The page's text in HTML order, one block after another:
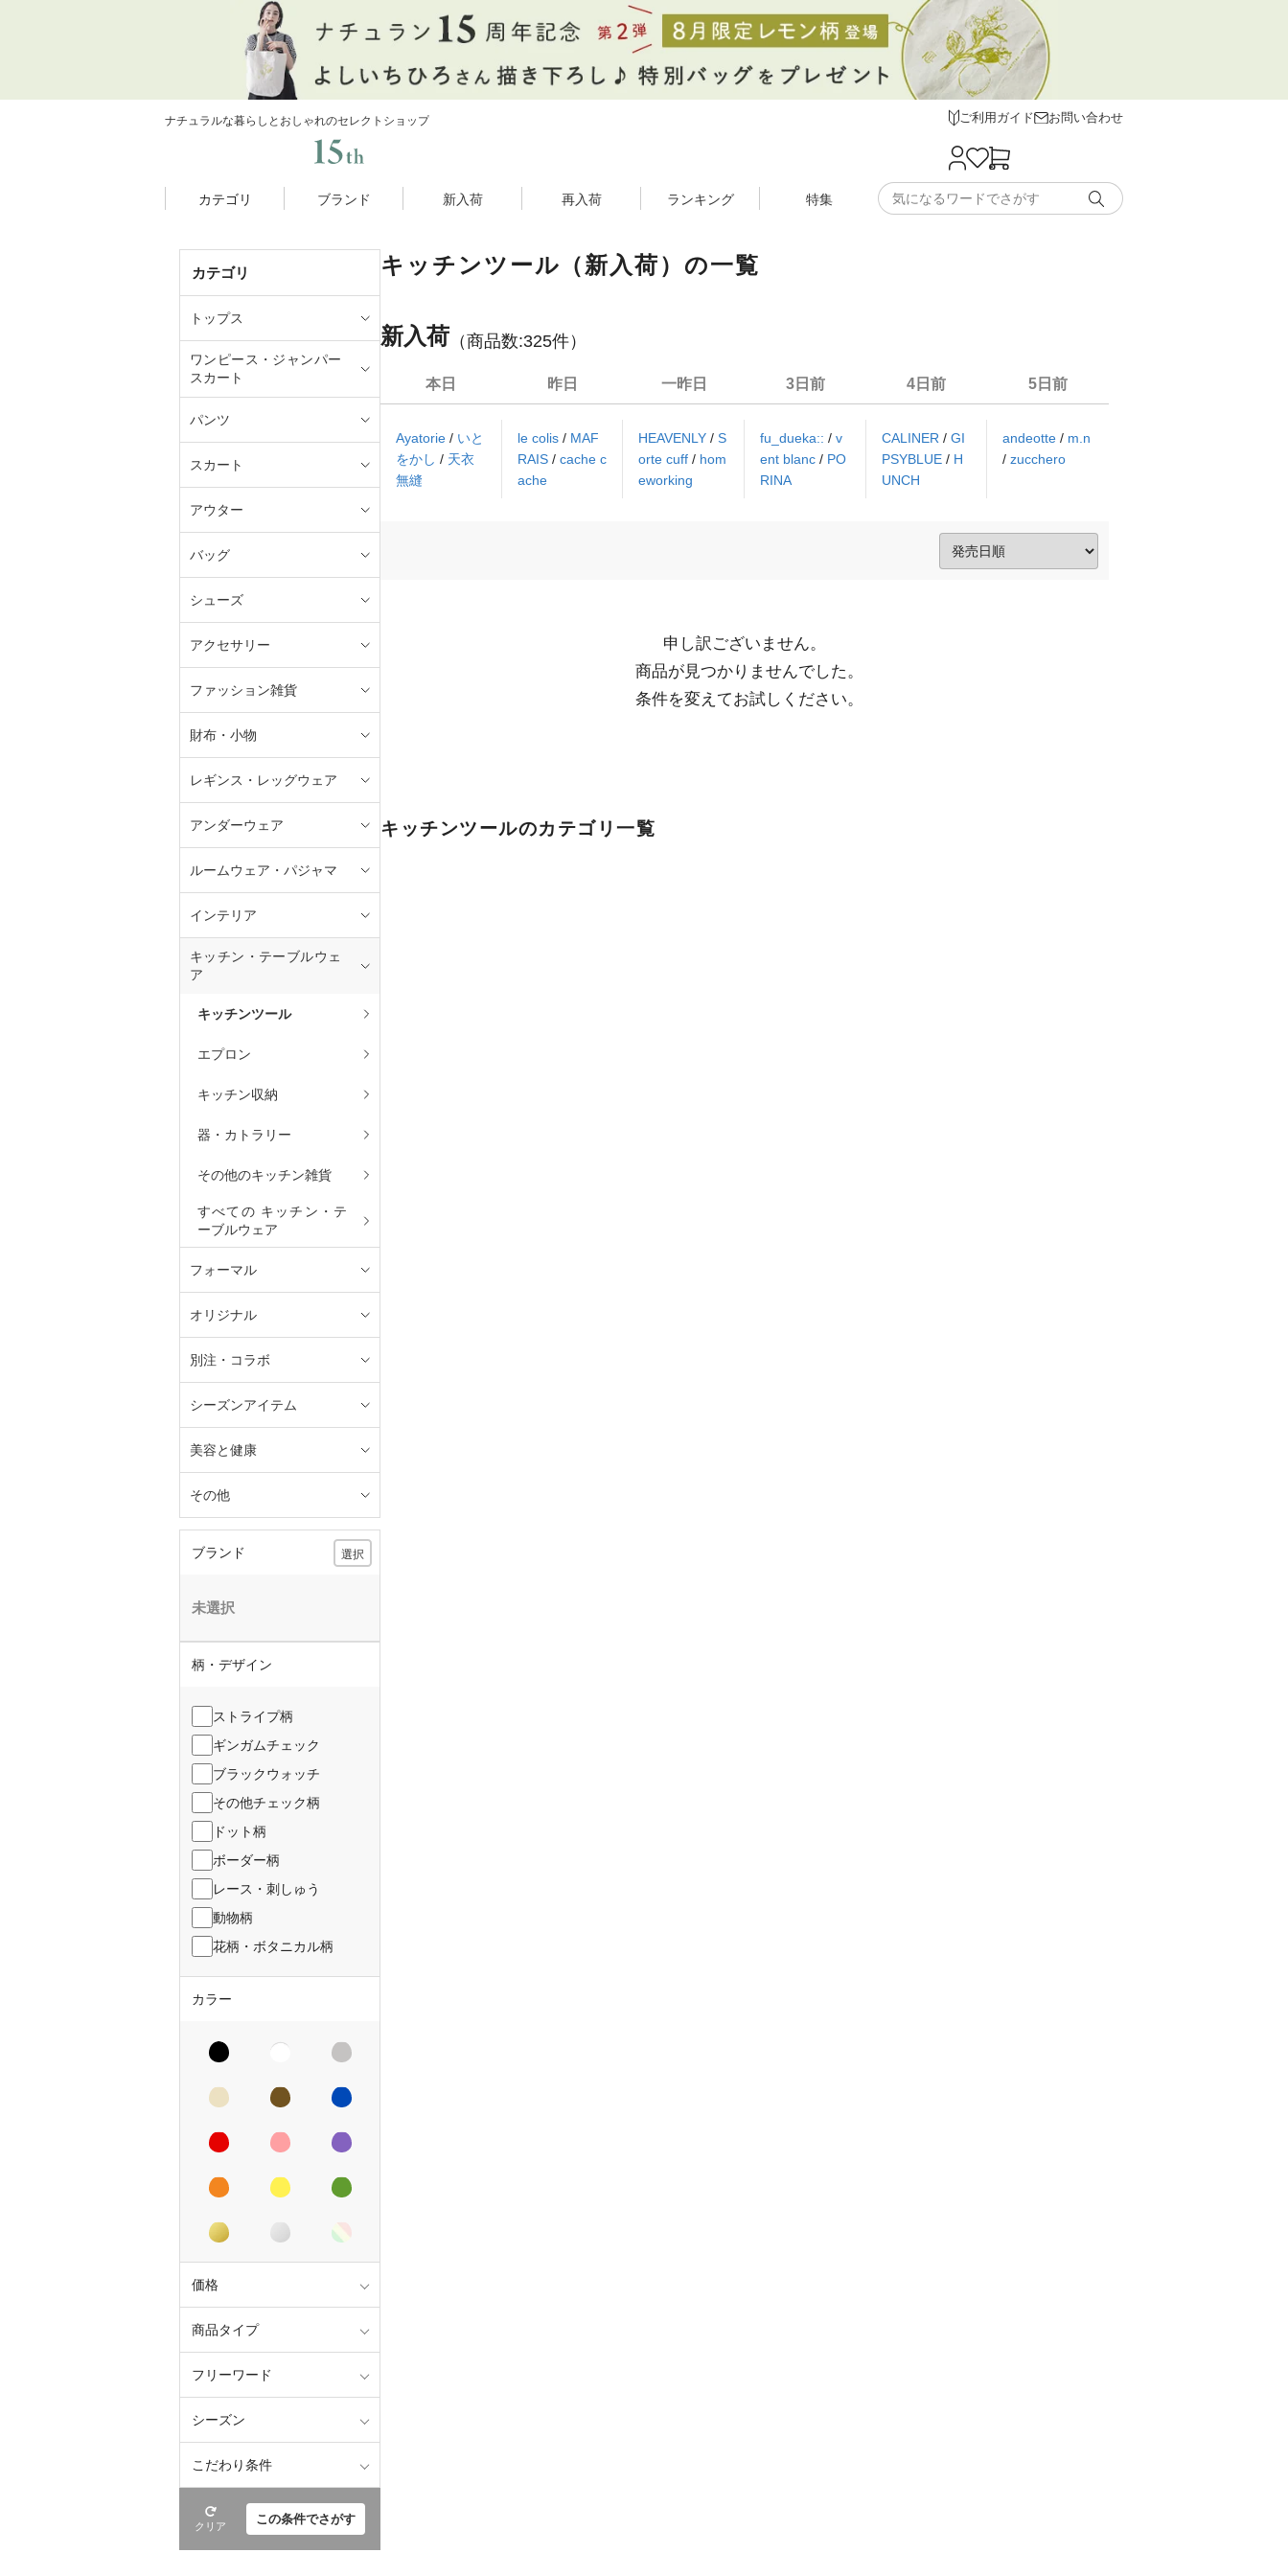
ナチュラルな暮らしとおしゃれのセレクトショップ ご利用ガイド お問い合わせ
カテゴリ ブランド 新入荷 再入荷 ランキング 特集
カテゴリ
トップス
ワンピース・ジャンパー
スカート
パンツ
スカート
アウター
バッグ
シューズ
アクセサリー
ファッション雑貨
財布・小物
レギンス・レッグウェア
アンダーウェア
ルームウェア・パジャマ
インテリア
キッチン・テーブルウェ
ア
キッチンツール
エプロン
キッチン収納
器・カトラリー
その他のキッチン雑貨
すべての キッチン・テ
ーブルウェア
フォーマル
オリジナル
別注・コラボ
シーズンアイテム
美容と健康
その他
ブランド 選択
未選択
柄・デザイン
ストライプ柄
ギンガムチェック
ブラックウォッチ
その他チェック柄
ドット柄
ボーダー柄
レース・刺しゅう
動物柄
花柄・ボタニカル柄
カラー
価格
商品タイプ
フリーワード
シーズン
こだわり条件
クリア この条件でさがす
キッチンツール（新入荷）の一覧
新入荷 （商品数:325件）
本日
Ayatorie / いと
をかし / 天衣
無縫
昨日
le colis / MAF
RAIS / cache c
ache
一昨日
HEAVENLY/S
orte cuff/ hom
eworking
3日前
fu_dueka:: / v
ent blanc / PO
RINA
4日前
CALINER / GI
PSYBLUE / H
UNCH
5日前
andeotte/ m.n
/zucchero
申し訳ございません。
  条件を変えてお試しください。
キッチンツールのカテゴリ一覧